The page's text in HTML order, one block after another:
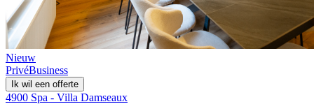
Nieuw
PrivéBusiness
Ik wil een offerte
4900 Spa - Villa Damseaux